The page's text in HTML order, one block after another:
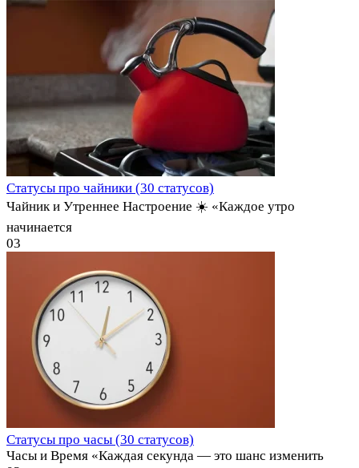
Статусы про чайники (30 статусов)
Чайник и Утреннее Настроение ☀️ «Каждое утро
начинается
03
Статусы про часы (30 статусов)
Часы и Время «Каждая секунда — это шанс изменить